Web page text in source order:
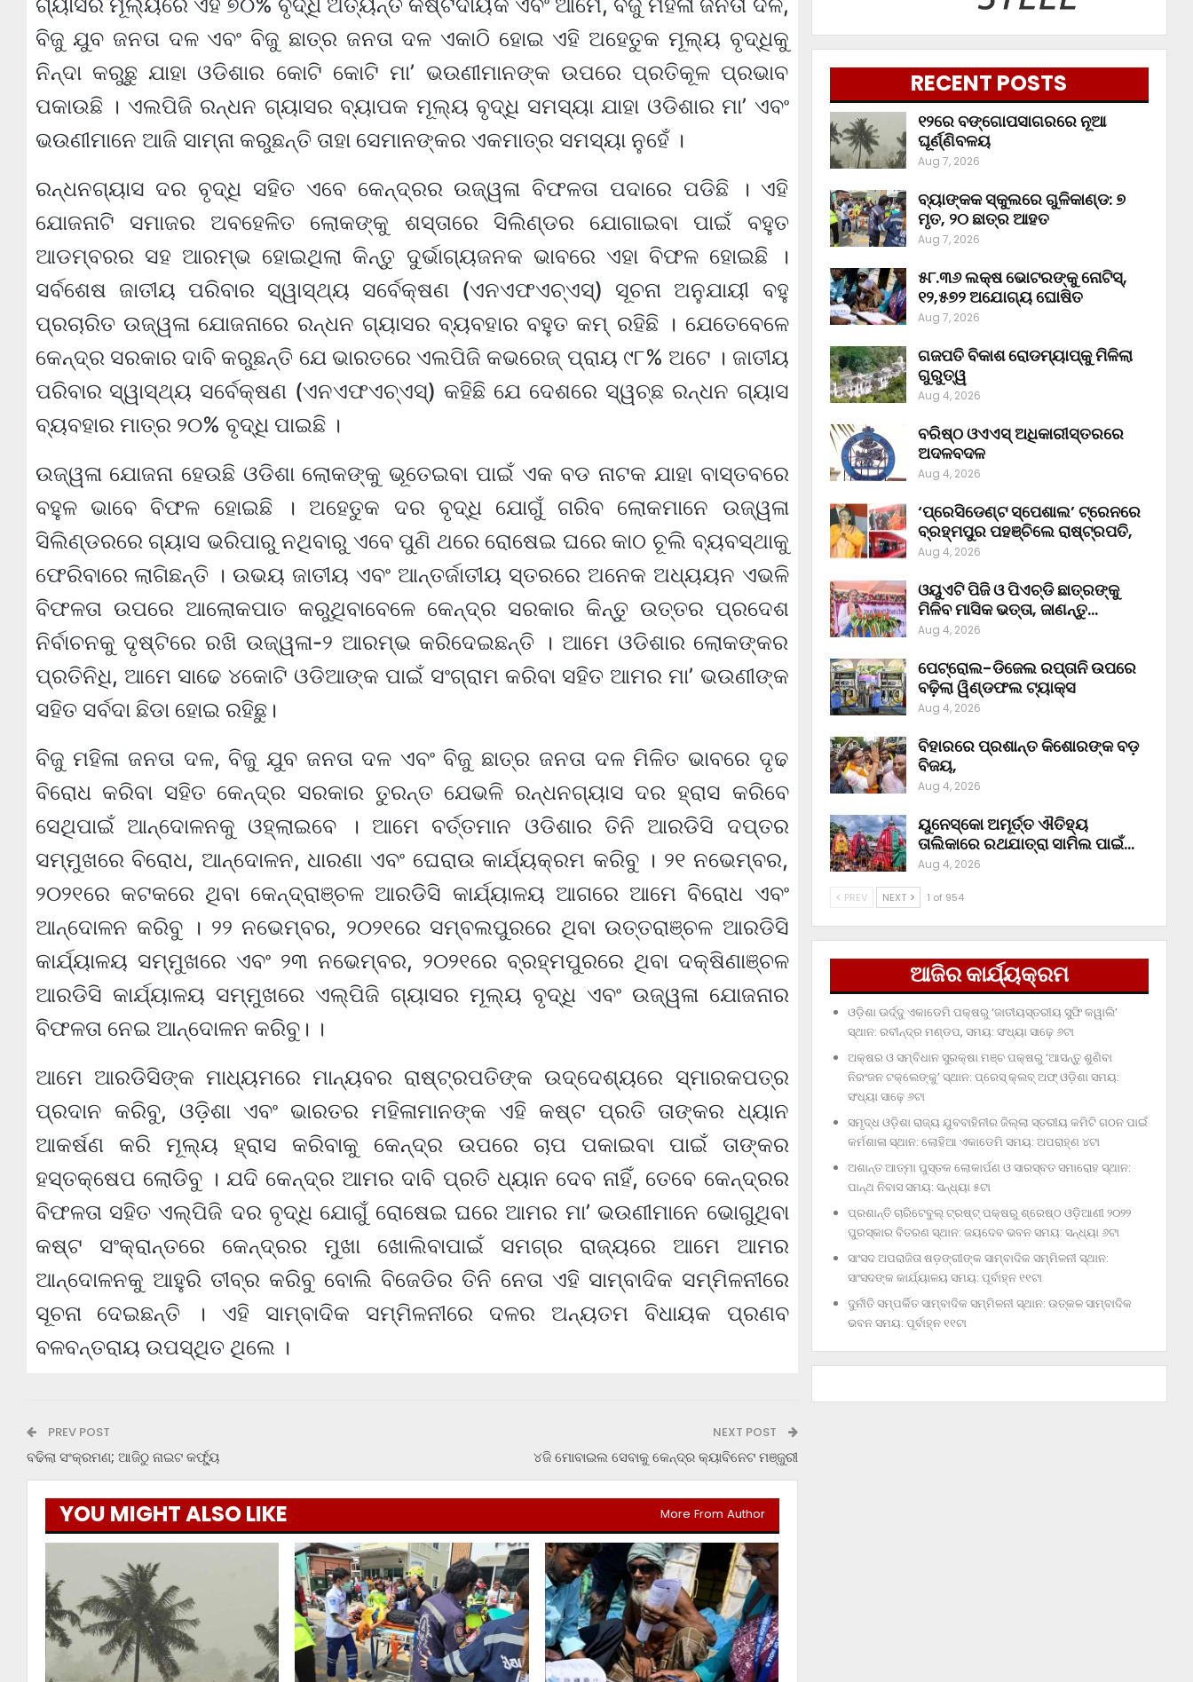
ବିଜୁ ଯୁବ ଜନତା ଦଳ ଏବଂ ବିଜୁ ଛାତ୍ର ଜନତା ଦଳ ଏକାଠି ହୋଇ ଏହି ଅହେତୁକ ମୂଲ୍ୟ ବୃଦ୍ଧିକୁ
ନିନ୍ଦା କରୁଛୁ ଯାହା ଓଡିଶାର କୋଟି କୋଟି ମା’ ଭଉଣୀମାନଙ୍କ ଉପରେ ପ୍ରତିକୂଳ ପ୍ରଭାବ
ପକାଉଛି । ଏଲପିଜି ରନ୍ଧନ ଗ୍ୟାସର ବ୍ୟାପକ ମୂଲ୍ୟ ବୃଦ୍ଧି ସମସ୍ୟା ଯାହା ଓଡିଶାର ମା’ ଏବଂ
ଭଉଣୀମାନେ ଆଜି ସାମ୍ନା କରୁଛନ୍ତି ତାହା ସେମାନଙ୍କର ଏକମାତ୍ର ସମସ୍ୟା ନୁହେଁ ।
ରନ୍ଧନଗ୍ୟାସ ଦର ବୃଦ୍ଧି ସହିତ ଏବେ କେନ୍ଦ୍ରର ଉଜ୍ୱଳା ବିଫଳତା ପଦାରେ ପଡିଛି । ଏହି
ଯୋଜନାଟି ସମାଜର ଅବହେଳିତ ଲୋକଙ୍କୁ ଶସ୍ତାରେ ସିଲିଣ୍ଡର ଯୋଗାଇବା ପାଇଁ ବହୁତ
ଆଡମ୍ବରର ସହ ଆରମ୍ଭ ହୋଇଥିଲା କିନ୍ତୁ ଦୁର୍ଭାଗ୍ୟଜନକ ଭାବରେ ଏହା ବିଫଳ ହୋଇଛି ।
ସର୍ବଶେଷ ଜାତୀୟ ପରିବାର ସ୍ୱାସ୍ଥ୍ୟ ସର୍ବେକ୍ଷଣ (ଏନଏଫଏଚ୍‍ଏସ୍‍) ସୂଚନା ଅନୁଯାୟୀ ବହୁ
ପ୍ରଚାରିତ ଉଜ୍ୱଳା ଯୋଜନାରେ ରନ୍ଧନ ଗ୍ୟାସର ବ୍ୟବହାର ବହୁତ କମ୍‍ ରହିଛି । ଯେତେବେଳେ
କେନ୍ଦ୍ର ସରକାର ଦାବି କରୁଛନ୍ତି ଯେ ଭାରତରେ ଏଲପିଜି କଭରେଜ୍ ପ୍ରାୟ ୯୮% ଅଟେ । ଜାତୀୟ
ପରିବାର ସ୍ୱାସ୍ଥ୍ୟ ସର୍ବେକ୍ଷଣ (ଏନଏଫଏଚ୍‍ଏସ୍‍) କହିଛି ଯେ ଦେଶରେ ସ୍ୱଚ୍ଛ ରନ୍ଧନ ଗ୍ୟାସ
ବ୍ୟବହାର ମାତ୍ର ୨୦% ବୃଦ୍ଧି ପାଇଛି ।
ଉଜ୍ୱଳା ଯୋଜନା ହେଉଛି ଓଡିଶା ଲୋକଙ୍କୁ ଭୂତେଇବା ପାଇଁ ଏକ ବଡ ନାଟକ ଯାହା ବାସ୍ତବରେ
ବହୁଳ ଭାବେ ବିଫଳ ହୋଇଛି । ଅହେତୁକ ଦର ବୃଦ୍ଧି ଯୋଗୁଁ ଗରିବ ଲୋକମାନେ ଉଜ୍ୱଳା
ସିଲିଣ୍ଡରରେ ଗ୍ୟାସ ଭରିପାରୁ ନଥିବାରୁ ଏବେ ପୁଣି ଥରେ ରୋଷେଇ ଘରେ କାଠ ଚୂଲି ବ୍ୟବସ୍ଥାକୁ
ଫେରିବାରେ ଲାଗିଛନ୍ତି । ଉଭୟ ଜାତୀୟ ଏବଂ ଆନ୍ତର୍ଜାତୀୟ ସ୍ତରରେ ଅନେକ ଅଧ୍ୟୟନ ଏଭଳି
ବିଫଳତା ଉପରେ ଆଲୋକପାତ କରୁଥିବାବେଳେ କେନ୍ଦ୍ର ସରକାର କିନ୍ତୁ ଉତ୍ତର ପ୍ରଦେଶ
ନିର୍ବାଚନକୁ ଦୃଷ୍ଟିରେ ରଖି ଉଜ୍ୱଳା-୨ ଆରମ୍ଭ କରିଦେଇଛନ୍ତି । ଆମେ ଓଡିଶାର ଲୋକଙ୍କର
ପ୍ରତିନିଧି, ଆମେ ସାଢେ ୪କୋଟି ଓଡିଆଙ୍କ ପାଇଁ ସଂଗ୍ରାମ କରିବା ସହିତ ଆମର ମା’ ଭଉଣୀଙ୍କ
ସହିତ ସର୍ବଦା ଛିଡା ହୋଇ ରହିଛୁ।
ବିଜୁ ମହିଳା ଜନତା ଦଳ, ବିଜୁ ଯୁବ ଜନତା ଦଳ ଏବଂ ବିଜୁ ଛାତ୍ର ଜନତା ଦଳ ମିଳିତ ଭାବରେ ଦୃଢ
ବିରୋଧ କରିବା ସହିତ କେନ୍ଦ୍ର ସରକାର ତୁରନ୍ତ ଯେଭଳି ରନ୍ଧନଗ୍ୟାସ ଦର ହ୍ରାସ କରିବେ
ସେଥିପାଇଁ ଆନ୍ଦୋଳନକୁ ଓହ୍ଲାଇବେ । ଆମେ ବର୍ତ୍ତମାନ ଓଡିଶାର ତିନି ଆରଡିସି ଦପ୍ତର
ସମ୍ମୁଖରେ ବିରୋଧ, ଆନ୍ଦୋଳନ, ଧାରଣା ଏବଂ ଘେରାଉ କାର୍ଯ୍ୟକ୍ରମ କରିବୁ । ୨୧ ନଭେମ୍ବର,
୨୦୨୧ରେ କଟକରେ ଥିବା କେନ୍ଦ୍ରାଞ୍ଚଳ ଆରଡିସି କାର୍ଯ୍ୟାଳୟ ଆଗରେ ଆମେ ବିରୋଧ ଏବଂ
ଆନ୍ଦୋଳନ କରିବୁ । ୨୨ ନଭେମ୍ବର, ୨୦୨୧ରେ ସମ୍ବଲପୁରରେ ଥିବା ଉତ୍ତରାଞ୍ଚଳ ଆରଡିସି
କାର୍ଯ୍ୟାଳୟ ସମ୍ମୁଖରେ ଏବଂ ୨୩ ନଭେମ୍ବର, ୨୦୨୧ରେ ବ୍ରହ୍ମପୁରରେ ଥିବା ଦକ୍ଷିଣାଞ୍ଚଳ
ଆରଡିସି କାର୍ଯ୍ୟାଳୟ ସମ୍ମୁଖରେ ଏଲ୍‍ପିଜି ଗ୍ୟାସର ମୂଲ୍ୟ ବୃଦ୍ଧି ଏବଂ ଉଜ୍ୱଳା ଯୋଜନାର
ବିଫଳତା ନେଇ ଆନ୍ଦୋଳନ କରିବୁ। ।
ଆମେ ଆରଡିସିଙ୍କ ମାଧ୍ୟମରେ ମାନ୍ୟବର ରାଷ୍ଟ୍ରପତିଙ୍କ ଉଦ୍ଦେଶ୍ୟରେ ସ୍ମାରକପତ୍ର
ପ୍ରଦାନ କରିବୁ, ଓଡ଼ିଶା ଏବଂ ଭାରତର ମହିଳାମାନଙ୍କ ଏହି କଷ୍ଟ ପ୍ରତି ତାଙ୍କର ଧ୍ୟାନ
ଆକର୍ଷଣ କରି ମୂଲ୍ୟ ହ୍ରାସ କରିବାକୁ କେନ୍ଦ୍ର ଉପରେ ଚାପ ପକାଇବା ପାଇଁ ତାଙ୍କର
ହସ୍ତକ୍ଷେପ ଲୋଡିବୁ । ଯଦି କେନ୍ଦ୍ର ଆମର ଦାବି ପ୍ରତି ଧ୍ୟାନ ଦେବ ନାହିଁ, ତେବେ କେନ୍ଦ୍ରର
ବିଫଳତା ସହିତ ଏଲ୍‍ପିଜି ଦର ବୃଦ୍ଧି ଯୋଗୁଁ ରୋଷେଇ ଘରେ ଆମର ମା’ ଭଉଣୀମାନେ ଭୋଗୁଥିବା
କଷ୍ଟ ସଂକ୍ରାନ୍ତରେ କେନ୍ଦ୍ରର ମୁଖା ଖୋଲିବାପାଇଁ ସମଗ୍ର ରାଜ୍ୟରେ ଆମେ ଆମର
ଆନ୍ଦୋଳନକୁ ଆହୁରି ତୀବ୍ର କରିବୁ ବୋଲି ବିଜେଡିର ତିନି ନେତା ଏହି ସାମ୍ବାଦିକ ସମ୍ମିଳନୀରେ
ସୂଚନା ଦେଇଛନ୍ତି । ଏହି ସାମ୍ବାଦିକ ସମ୍ମିଳନୀରେ ଦଳର ଅନ୍ୟତମ ବିଧାୟକ ପ୍ରଣବ
ବଳବନ୍ତରାୟ ଉପସ୍ଥିତ ଥିଲେ ।
PREV POST
ବଢିଲା ସଂକ୍ରମଣ; ଆଜିଠୁ ନାଇଟ କର୍ଫ୍ୟୁ
NEXT POST
୪ଜି ମୋବାଇଲ ସେବାକୁ କେନ୍ଦ୍ର କ୍ୟାବିନେଟ ମଞ୍ଜୁରୀ
YOU MIGHT ALSO LIKE More From Author
RECENT POSTS
୧୨ରେ ବଙ୍ଗୋପସାଗରରେ ନୂଆ
ଘୂର୍ଣ୍ଣିବଳୟ
Aug 7, 2026
ବ୍ୟାଙ୍କକ ସ୍କୁଲରେ ଗୁଳିକାଣ୍ଡ: ୭
ମୃତ, ୨୦ ଛାତ୍ର ଆହତ
Aug 7, 2026
୫୮.୩୬ ଲକ୍ଷ ଭୋଟରଙ୍କୁ ନୋଟିସ୍‌,
୧୨,୫୭୨ ଅଯୋଗ୍ୟ ଘୋଷିତ
Aug 7, 2026
ଗଜପତି ବିକାଶ ରୋଡମ୍ୟାପ୍‌କୁ ମିଳିଲା
ଗୁରୁତ୍ୱ
Aug 4, 2026
ବରିଷ୍ଠ ଓଏଏସ୍‌ ଅଧିକାରୀସ୍ତରରେ
ଅଦଳବଦଳ
Aug 4, 2026
‘ପ୍ରେସିଡେଣ୍ଟ ସ୍ପେଶାଲ’ ଟ୍ରେନରେ
ବ୍ରହ୍ମପୁର ପହଞ୍ଚିଲେ ରାଷ୍ଟ୍ରପତି,
Aug 4, 2026
ଓୟୁଏଟି ପିଜି ଓ ପିଏଚ୍‌ଡି ଛାତ୍ରଙ୍କୁ
ମିଳିବ ମାସିକ ଭତ୍ତା, ଜାଣନ୍ତୁ…
Aug 4, 2026
ପେଟ୍ରୋଲ-ଡିଜେଲ ରପ୍ତାନି ଉପରେ
ବଢ଼ିଲା ୱିଣ୍ଡଫଲ ଟ୍ୟାକ୍ସ
Aug 4, 2026
ବିହାରରେ ପ୍ରଶାନ୍ତ କିଶୋରଙ୍କ ବଡ଼
ବିଜୟ,
Aug 4, 2026
ୟୁନେସ୍କୋ ଅମୂର୍ତ୍ତ ଐତିହ୍ୟ
ତାଲିକାରେ ରଥଯାତ୍ରା ସାମିଲ ପାଇଁ…
Aug 4, 2026
PREV NEXT 1 of 954
ଆଜିର କାର୍ଯ୍ୟକ୍ରମ
ଓଡ଼ିଶା ଊର୍ଦ୍ଦୁ ଏକାଡେମି ପକ୍ଷରୁ ‘ଜାତୀୟସ୍ତରୀୟ ସୁଫି କୱାଲି’
ସ୍ଥାନ: ରବୀନ୍ଦ୍ର ମଣ୍ଡପ, ସମୟ: ସଂଧ୍ୟା ସାଢ଼େ ୬ଟା
ଅକ୍ଷର ଓ ସମ୍ବିଧାନ ସୁରକ୍ଷା ମଞ୍ଚ ପକ୍ଷରୁ ‘ଆସନ୍ତୁ ଶୁଣିବା
ନିରଂଜନ ଟକ୍‌ଲେଙ୍କୁ’ ସ୍ଥାନ: ପ୍ରେସ୍‌ କ୍ଲବ୍‌ ଅଫ୍‌ ଓଡ଼ିଶା ସମୟ:
ସଂଧ୍ୟା ସାଢ଼େ ୬ଟା
ସମୃଦ୍ଧ ଓଡ଼ିଶା ରାଜ୍ୟ ଯୁବବାହିନୀର ଜିଲ୍ଲା ସ୍ତରୀୟ କମିଟି ଗଠନ ପାଇଁ
କର୍ମଶାଳା ସ୍ଥାନ: ଲୋହିଆ ଏକାଡେମି ସମୟ: ଅପରାହ୍‌ଣ ୪ଟା
ଅଶାନ୍ତ ଆତ୍ମା ପୁସ୍ତକ ଲୋକାର୍ପଣ ଓ ସାରସ୍ବତ ସମାରୋହ ସ୍ଥାନ:
ପାନ୍ଥ ନିବାସ ସମୟ: ସନ୍ଧ୍ୟା ୫ଟା
ପ୍ରଶାନ୍ତି ଚାରିଟେବୁଲ୍‌ ଟ୍ରଷ୍ଟ୍‌ ପକ୍ଷରୁ ଶ୍ରେଷ୍ଠ ଓଡ଼ିଆଣୀ ୨୦୨୨
ପୁରସ୍କାର ବିତରଣ ସ୍ଥାନ: ଜୟଦେବ ଭବନ ସମୟ: ସନ୍ଧ୍ୟା ୬ଟା
ସାଂସଦ ଅପରାଜିତା ଷଡ଼ଙ୍ଗୀଙ୍କ ସାମ୍ବାଦିକ ସମ୍ମିଳନୀ ସ୍ଥାନ:
ସାଂସଦଙ୍କ କାର୍ଯ୍ୟାଳୟ ସମୟ: ପୂର୍ବାହ୍ନ ୧୧ଟା
ଦୁର୍ନୀତି ସମ୍ପର୍କିତ ସାମ୍ବାଦିକ ସମ୍ମିଳନୀ ସ୍ଥାନ: ଉତ୍କଳ ସାମ୍ବାଦିକ
ଭବନ ସମୟ: ପୂର୍ବାହ୍ନ ୧୧ଟା